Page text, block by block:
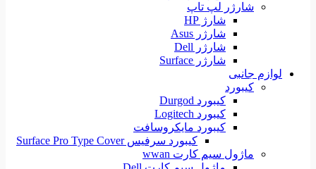
شارژر لپ تاپ
شارژ HP
شارژر Asus
شارژر Dell
شارژر Surface
لوازم جانبی
کیبورد
کیبورد Durgod
کیبورد Logitech
کیبورد مایکروسافت
کیبورد سرفیس Surface Pro Type Cover
ماژول سیم کارت wwan